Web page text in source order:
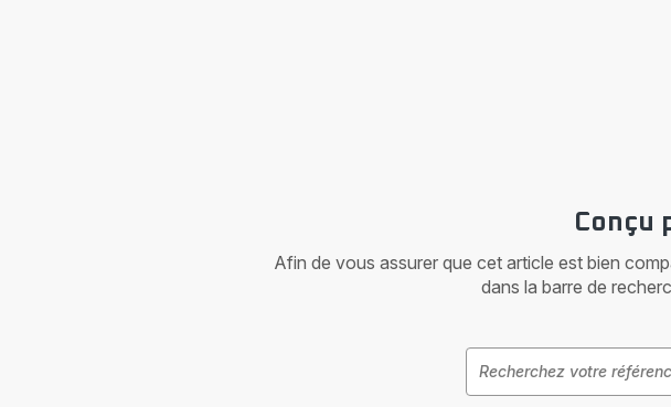
Conçu
Afin de vous assurer que cet article est bien
dans la barre de